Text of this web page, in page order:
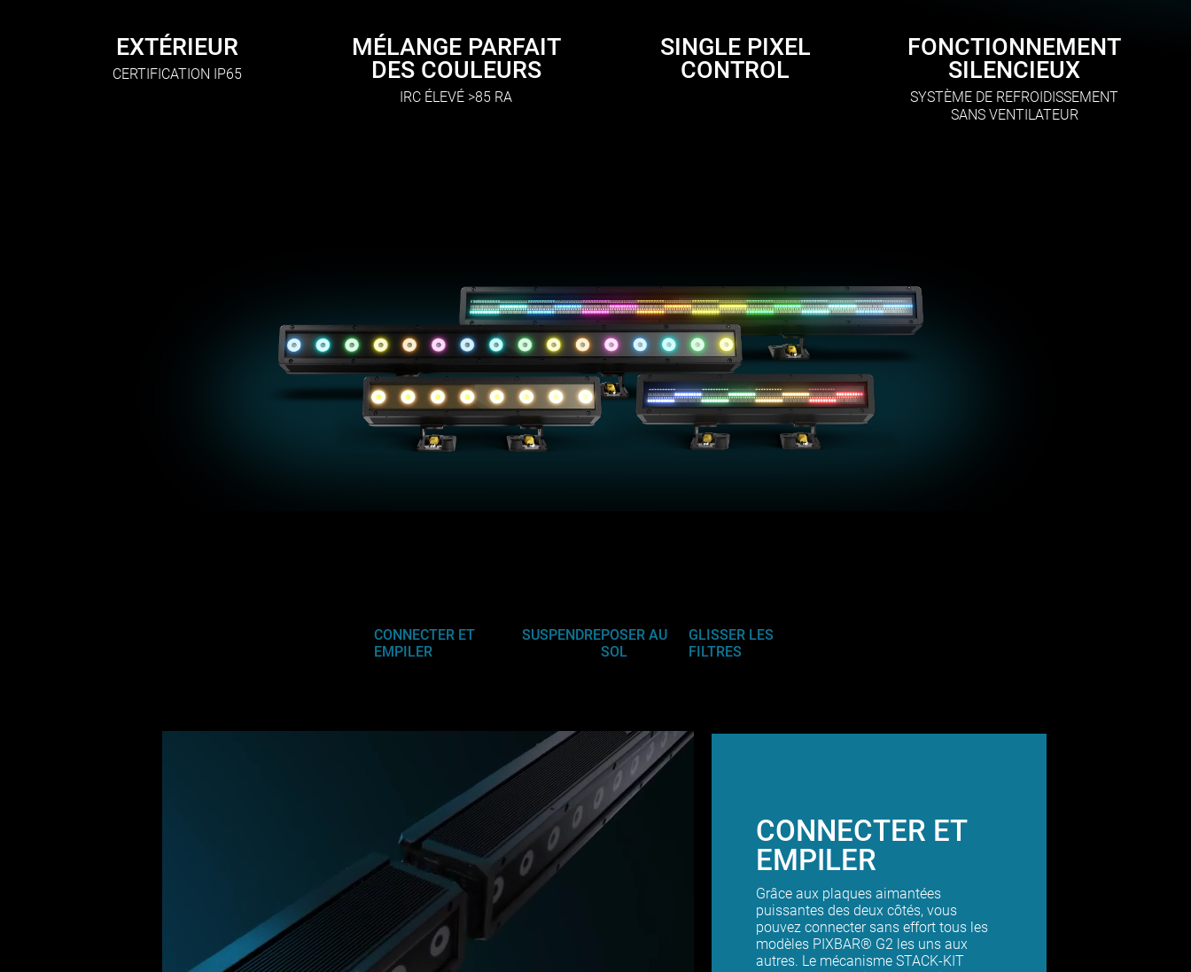
EXTÉRIEUR
CERTIFICATION IP65
MÉLANGE PARFAIT
DES COULEURS
IRC ÉLEVÉ >85 RA
SINGLE PIXEL
CONTROL
FONCTIONNEMENT
SILENCIEUX
SYSTÈME DE REFROIDISSEMENT
SANS VENTILATEUR
CONNECTER ET
EMPILER
SUSPENDREPOSER AU
SOL
GLISSER LES
FILTRES
CONNECTER ET
EMPILER
Grâce aux plaques aimantées
puissantes des deux côtés, vous
pouvez connecter sans effort tous les
modèles PIXBAR® G2 les uns aux
autres. Le mécanisme STACK-KIT